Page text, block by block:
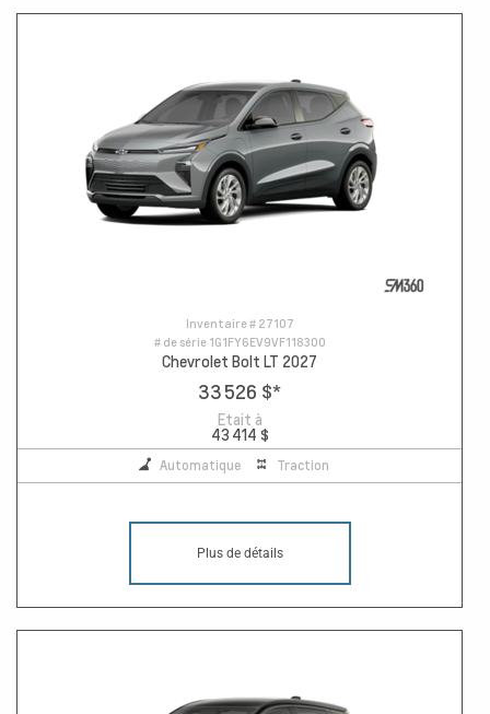
Inventaire # 27107
# de série 1G1FY6EV9VF118300
Chevrolet Bolt LT 2027
33 526 $*
Etait à
43 414 $
Automatique Traction
Plus de détails